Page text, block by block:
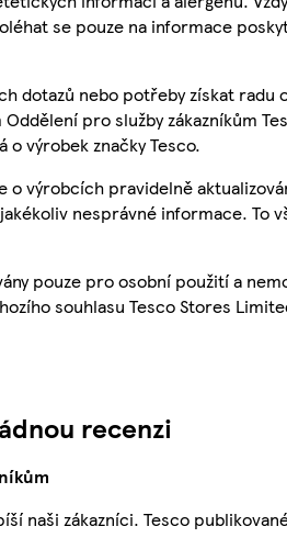
se pouze na informace
dotazů nebo potřeby získat radu
pro služby zákazníkům
výrobek značky Tesco.
výrobcích pravidelně
nesprávné informace. To
pouze pro osobní použití a
souhlasu Tesco Stores
recenzi
naši zákazníci. Tesco